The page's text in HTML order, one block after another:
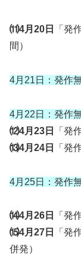
⑾4月20日 「発
間）
4月21日：発作
4月22日：発作
⑿4月23日
「発
⒀4月24日
「発
4月25日：発作
⒁4月26日 「発
⒂4月27日
「発
併発）